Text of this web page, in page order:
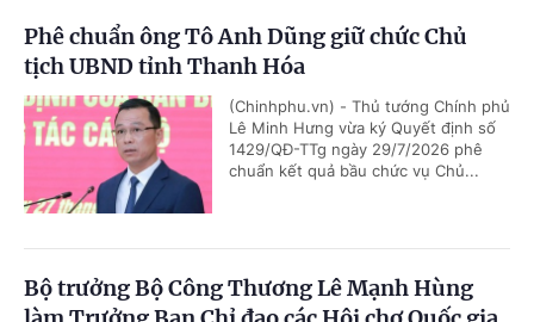
Phê chuẩn ông Tô Anh Dũng giữ chức Chủ
tịch UBND tỉnh Thanh Hóa
(Chinhphu.vn) - Thủ tướng Chính phủ
Lê Minh Hưng vừa ký Quyết định số
1429/QĐ-TTg ngày 29/7/2026 phê
chuẩn kết quả bầu chức vụ Chủ...
Bộ trưởng Bộ Công Thương Lê Mạnh Hùng